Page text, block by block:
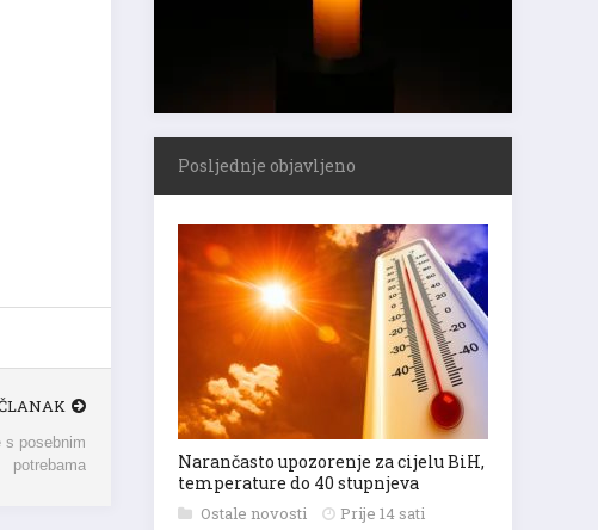
potrebama
Posljednje objavljeno
Narančasto upozorenje za cijelu BiH,
temperature do 40 stupnjeva
Ostale novosti Prije 14 sati